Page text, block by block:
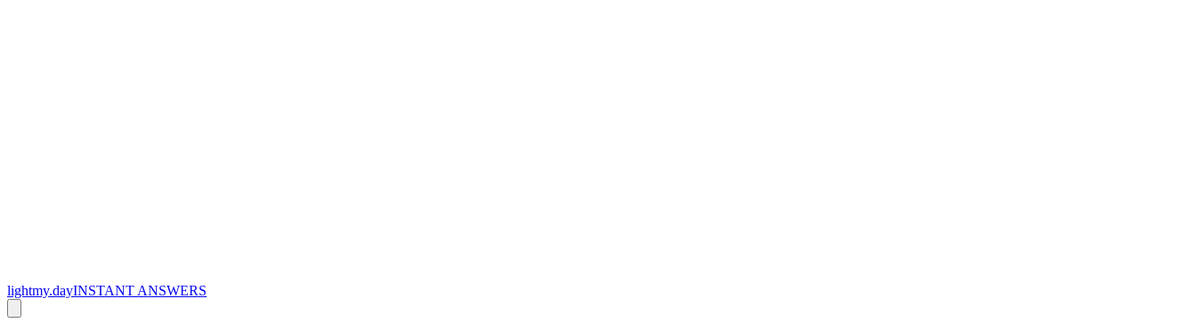
lightmy.dayINSTANT ANSWERS